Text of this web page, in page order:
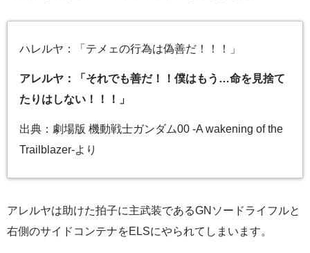
ハレルヤ：「テメェの行為は偽善だ！！！」
アレルヤ：「それでも善だ！！僕はもう…命を見捨て
たりはしない！！！」
出典：劇場版 機動戦士ガンダム00 -A wakening of the
Trailblazer-より
アレルヤは助けた拍子に主武装であるGNソードライフルと
右側のサイドコンテナをELSにやられてしまいます。